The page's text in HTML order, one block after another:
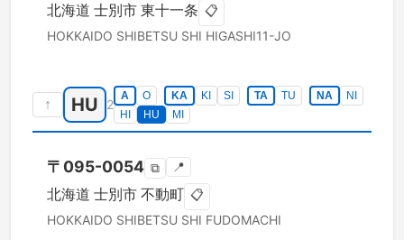
北海道 士別市 東十一条 📋
HOKKAIDO SHIBETSU SHI HIGASHI11-JO
↑ HU 2
A O KA KI SI TA TU NA
NI
HI
HU MI
〒 095-0054 ⧉ 📍
北海道 士別市 不動町 📋
HOKKAIDO SHIBETSU SHI FUDOMACHI